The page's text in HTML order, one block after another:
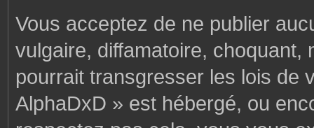
Vous acceptez de ne publier
vulgaire, diffamatoire, choquant,
pourrait transgresser les lois de
AlphaDxD » est hébergé, ou